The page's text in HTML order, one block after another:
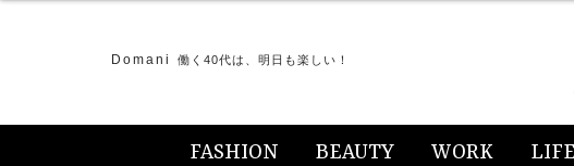
Domani 働く40代は、明日も楽しい！
FASHION BEAUTY WORK